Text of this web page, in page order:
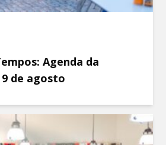
Agenda da
9 de agosto